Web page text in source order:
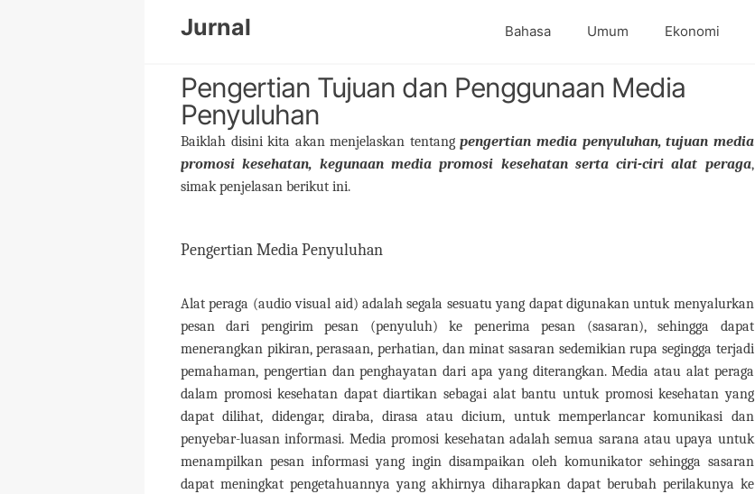
Jurnal Bahasa Umum Ekonomi
Pengertian Tujuan dan Penggunaan Media
Penyuluhan
Baiklah disini kita akan menjelaskan tentangpengertian media penyuluhan, tujuan media
promosi kesehatan, kegunaan media promosi kesehatan serta ciri-ciri alat peraga,
simak penjelasan berikut ini.
Pengertian Media Penyuluhan
Alat peraga (audio visual aid) adalah segala sesuatu yang dapat digunakan untuk menyalurkan
pesan dari pengirim pesan (penyuluh) ke penerima pesan (sasaran), sehingga dapat
menerangkan pikiran, perasaan, perhatian, dan minat sasaran sedemikian rupa segingga terjadi
pemahaman, pengertian dan penghayatan dari apa yang diterangkan. Media atau alat peraga
dalam promosi kesehatan dapat diartikan sebagai alat bantu untuk promosi kesehatan yang
dapat dilihat, didengar, diraba, dirasa atau dicium, untuk memperlancar komunikasi dan
penyebar-luasan informasi. Media promosi kesehatan adalah semua sarana atau upaya untuk
menampilkan pesan informasi yang ingin disampaikan oleh komunikator sehingga sasaran
dapat meningkat pengetahuannya yang akhirnya diharapkan dapat berubah perilakunya ke